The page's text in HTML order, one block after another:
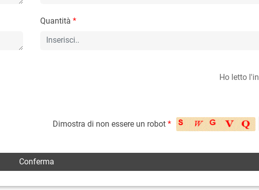
Quantità *
Ho letto
Dimostra di non essere un robot *